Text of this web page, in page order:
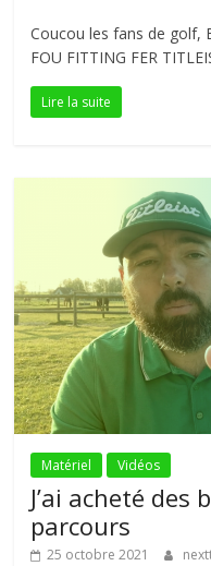
Coucou les fans de golf,
FOU FITTING FER
Lire la suite
Matériel Vidéos
J’ai acheté
parcours
25 octobre 2021